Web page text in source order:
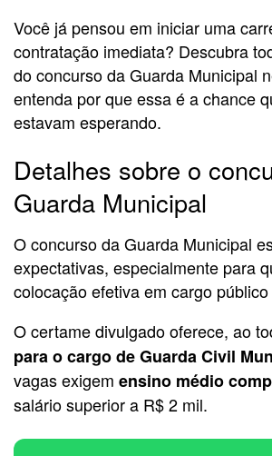
Você já pensou em iniciar uma
contratação imediata? Descubra
do concurso da Guarda Municipal
entenda por que essa é a chance
estavam esperando.
Detalhes sobre o
Guarda Municipal
O concurso da Guarda Municipal
expectativas, especialmente para
colocação efetiva em cargo
O certame divulgado oferece, ao
para o cargo de Guarda Civil
vagas exigem ensino médio
salário superior a R$ 2 mil.